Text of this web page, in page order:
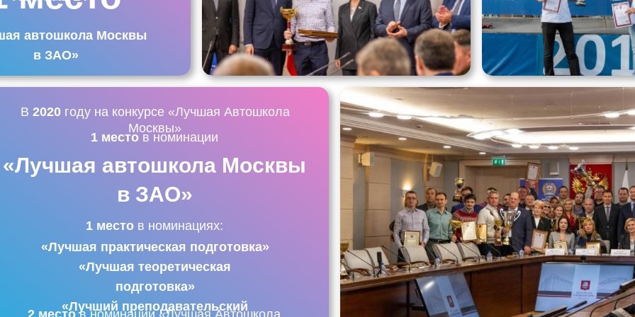
В 2020году на конкурсе «Лучшая Автошкола
Москвы»
автошкола Москвы
в ЗАО»
«Лучшая автошкола Москвы
в ЗАО»
1 место в номинации
1 место в номинациях:
«Лучшая практическая подготовка»
«Лучшая теоретическая
подготовка»
«Лучший преподавательский
2 местов номинации «Лучшая Автошкола